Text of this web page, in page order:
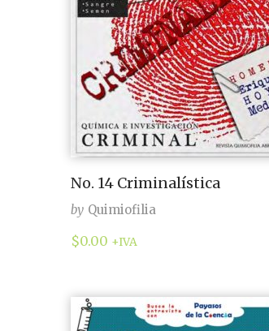
No. 14 Criminalística
by Quimiofilia
$0.00 +IVA